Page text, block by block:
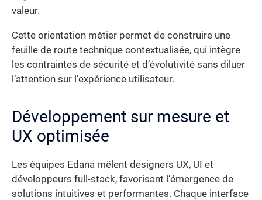
valeur.
Cette orientation métier permet de construire une
feuille de route technique contextualisée, qui intègre
les contraintes de sécurité et d’évolutivité sans diluer
l’attention sur l’expérience utilisateur.
Développement sur mesure et
UX optimisée
Les équipes Edana mêlent designers UX, UI et
développeurs full-stack, favorisant l’émergence de
solutions intuitives et performantes. Chaque interface